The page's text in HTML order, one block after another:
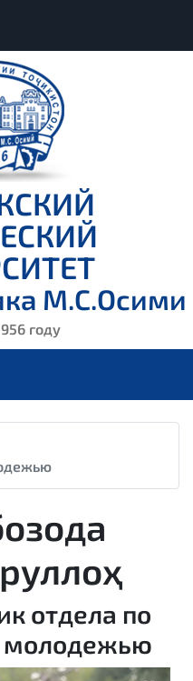
М.С.Осими
году
отдела по
молодежью